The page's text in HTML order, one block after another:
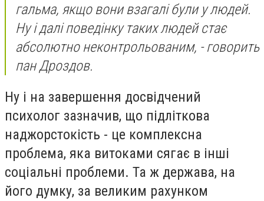
гальма, якщо вони взагалі були у людей.
Ну і далі поведінку таких людей стає
абсолютно неконтрольованим, - говорить
пан Дроздов.
Ну і на завершення досвідчений
психолог зазначив, що підліткова
наджорстокість - це комплексна
проблема, яка витоками сягає в інші
соціальні проблеми. Та ж держава, на
його думку, за великим рахунком